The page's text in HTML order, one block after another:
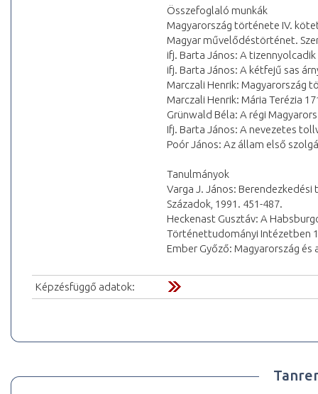
Összefoglaló munkák
Magyarország története IV.
Magyar művelődéstörténet.
ifj. Barta János: A
ifj. Barta János: A kétfejű sas
Marczali Henrik: Magyarország
Marczali Henrik: Mária Terézia
Grünwald Béla: A régi
Ifj. Barta János: A nevezetes
Poór János: Az állam első
Tanulmányok
Varga J. János:
Századok, 1991. 451-487.
Heckenast Gusztáv: A
Történettudományi Intézetben
Ember Győző: Magyarország
Képzésfüggő adatok: